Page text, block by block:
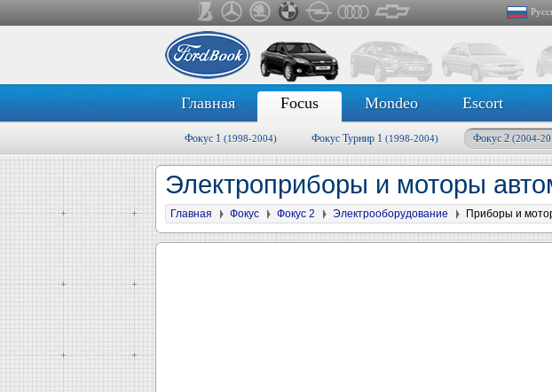
Главная Focus Mondeo Escort
Фокус 1 (1998-2004) Фокус Турнир 1 (1998-2004) Фокус 2 (2004-
Электроприборы и моторы
Главная Фокус Фокус 2 Электрооборудование Приборы и